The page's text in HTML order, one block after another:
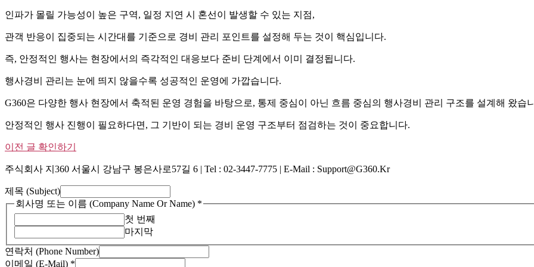
인파가 몰릴 가능성이 높은 구역, 일정 지연 시 혼선이 발생할 수 있는 지점,
관객 반응이 집중되는 시간대를 기준으로 경비 관리 포인트를 설정해 두는 것이 핵심입니다.
즉, 안정적인 행사는 현장에서의 즉각적인 대응보다 준비 단계에서 이미 결정됩니다.
행사경비 관리는 눈에 띄지 않을수록 성공적인 운영에 가깝습니다.
G360은 다양한 행사 현장에서 축적된 운영 경험을 바탕으로, 통제 중심이 아닌 흐름 중심의 행사경비 관리 구조를 설계해 왔습
안정적인 행사 진행이 필요하다면, 그 기반이 되는 경비 운영 구조부터 점검하는 것이 중요합니다.
이전 글 확인하기
주식회사 지360 서울시 강남구 봉은사로57길 6 | Tel : 02-3447-7775 | E-Mail : Support@g360.kr
(Phone
연
(E-
Mail)
제목 (Subject)
회사명 또는 이름 (Company Name Or Name) *
첫 번째
마지막
연락처 (Phone Number)
이메일 (E-Mail) *